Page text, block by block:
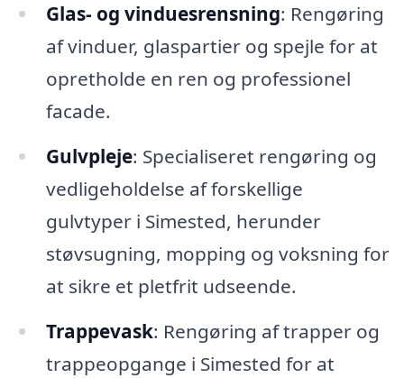
Glas- og vinduesrensning: Rengøring
af vinduer, glaspartier og spejle for at
opretholde en ren og professionel
facade.
Gulvpleje: Specialiseret rengøring og
vedligeholdelse af forskellige
gulvtyper i Simested, herunder
støvsugning, mopping og voksning for
at sikre et pletfrit udseende.
Trappevask: Rengøring af trapper og
trappeopgange i Simested for at